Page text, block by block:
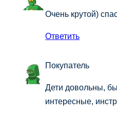
Очень крутой)
Ответить
Покупатель
Дети довольны,
интересные,